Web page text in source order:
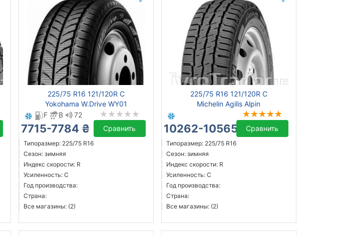
225/75 R16 121/120R C
Yokohama W.Drive WY01
F
B 72
7715-7784 ₴ Сравнить
Типоразмер: 225/75 R16
Сезон: зимняя
Индекс скорости: R
Усиленность: C
Год производства:
Страна:
Все магазины: (2)
225/75 R16 121/120R C
Michelin Agilis Alpin
10262-10565 ₴Сравнить
Типоразмер: 225/75 R16
Сезон: зимняя
Индекс скорости: R
Усиленность: C
Год производства:
Страна:
Все магазины: (2)